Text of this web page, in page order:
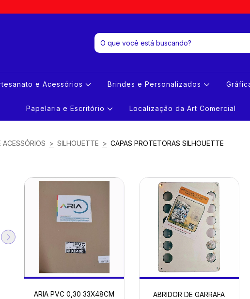
e Acessórios Brindes e Personalizados
Papelaria e Escritório Localização da Art Comercial
ACESSÓRIOS > SILHOUETTE > CAPAS PROTETORAS SILHOUETTE
ARIA PVC 0,30 33X48CM
ABRIDOR DE GARRAFA